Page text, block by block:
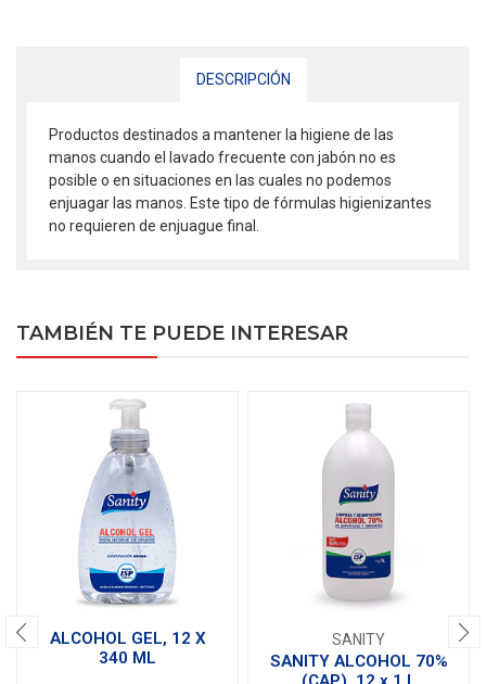
DESCRIPCIÓN
Productos destinados a mantener la higiene de las
manos cuando el lavado frecuente con jabón no es
posible o en situaciones en las cuales no podemos
enjuagar las manos. Este tipo de fórmulas higienizantes
no requieren de enjuague final.
TAMBIÉN TE PUEDE INTERESAR
ALCOHOL GEL, 12 X
340 ML
SANITY
SANITY ALCOHOL 70%